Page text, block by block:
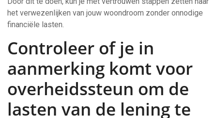
het verwezenlijken van jouw woondroom zonder onnodige
financiële lasten.
Controleer of je in
aanmerking komt voor
overheidssteun om de
lasten van de lening te